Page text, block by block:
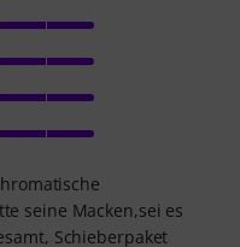
seine Macken,sei es
Schieberpaket